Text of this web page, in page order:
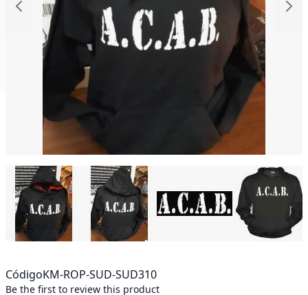
CódigoKM-ROP-SUD-SUD310
Be the first to review this product